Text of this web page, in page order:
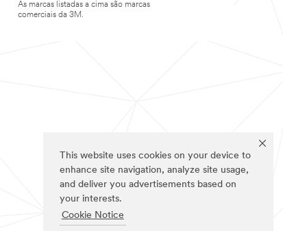
This website uses cookies on your device to
enhance site navigation, analyze site usage,
and deliver you advertisements based on
your interests.
Cookie Notice
As marcas listadas a cima são marcas
comerciais da 3M.